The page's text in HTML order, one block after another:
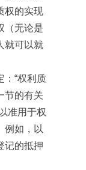
权的实现
（无论是
就可以就
“权利质
节的有关
准用于权
例如，以
记的抵押